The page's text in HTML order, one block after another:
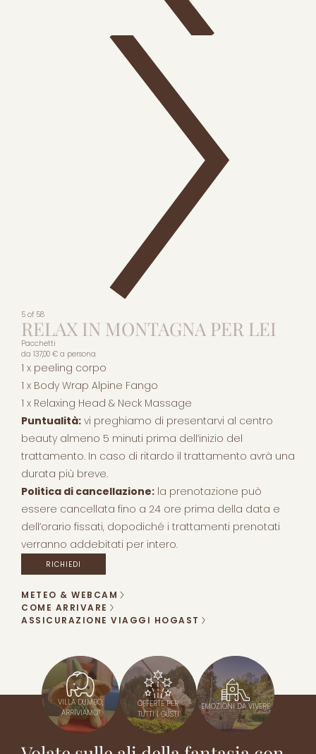
5 of 58
RELAX IN MONTAGNA PER LEI
Pacchetti
da 137,00 € a persona
1 x peeling corpo
1 x Body Wrap Alpine Fango
1 x Relaxing Head & Neck Massage
Puntualità: vi preghiamo di presentarvi al centro
beauty almeno 5 minuti prima dell’inizio del
trattamento. In caso di ritardo il trattamento avrà una
durata più breve.
Politica di cancellazione: la prenotazione può
essere cancellata fino a 24 ore prima della data e
dell’orario fissati, dopodiché i trattamenti prenotati
verranno addebitati per intero.
RICHIEDI
METEO & WEBCAM
COME ARRIVARE
ASSICURAZIONE VIAGGI HOGAST
VILLA DUMBO,
ARRIVIAMO!
OFFERTE PER
TUTTI I GUSTI
EMOZIONI DA VIVERE